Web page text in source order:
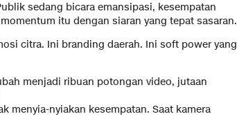
sedang bicara emansipasi, kesempatan
itu dengan siaran yang tepat sasaran.
citra. Ini branding daerah. Ini soft power yang
menjadi ribuan potongan video, jutaan
menyia-nyiakan kesempatan. Saat kamera